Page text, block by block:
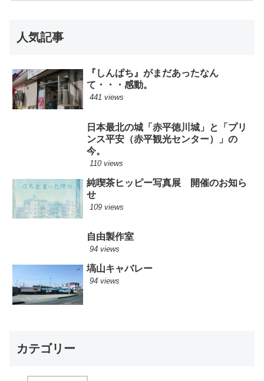
人気記事
『しんぱち』がまだあったなん
て・・・感動。
441 views
日本最北の城「赤平徳川城」と「プリ
ンス平安（赤平観光センター）」の
今。
110 views
純喫茶ヒッピー写真展 開催のお知ら
せ
109 views
自由製作室
94 views
塙山キャバレー
94 views
カテゴリー